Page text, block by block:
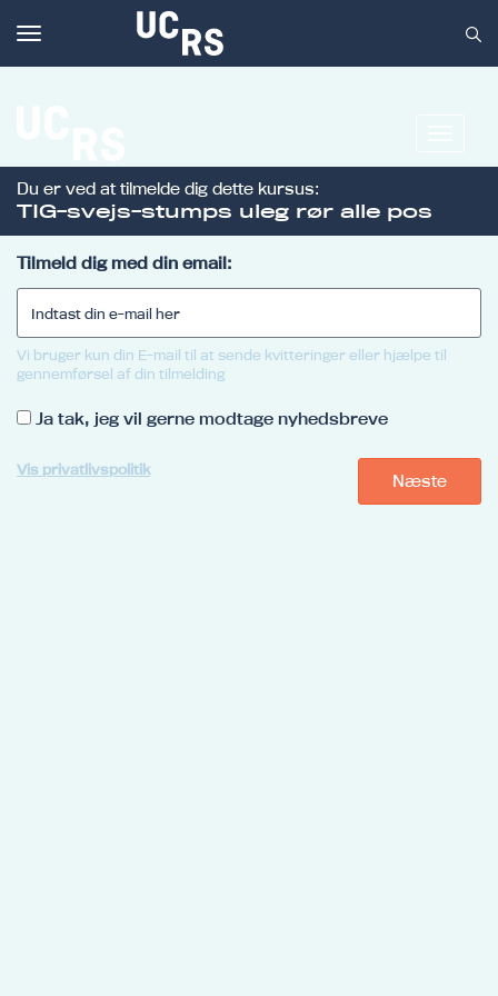
navigation
Om UCRS
Bliv faglært
Du er ved at tilmelde dig dette kursus:
TIG-svejs-stumps uleg rør alle pos
Tilmeld dig med din email:
Vi bruger kun din E-mail til at sende kvitteringer eller hjælpe til
gennemførsel af din tilmelding
Ja tak, jeg vil gerne modtage nyhedsbreve
Vis privatlivspolitik